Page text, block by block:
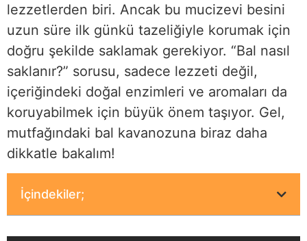
lezzetlerden biri. Ancak bu mucizevi besini
uzun süre ilk günkü tazeliğiyle korumak için
doğru şekilde saklamak gerekiyor. “Bal nasıl
saklanır?” sorusu, sadece lezzeti değil,
içeriğindeki doğal enzimleri ve aromaları da
koruyabilmek için büyük önem taşıyor. Gel,
mutfağındaki bal kavanozuna biraz daha
dikkatle bakalım!
İçindekiler;